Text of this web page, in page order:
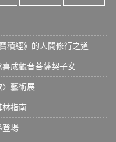
積經》的人間修行之道
成觀音菩薩契子女
藝術展
指南
場